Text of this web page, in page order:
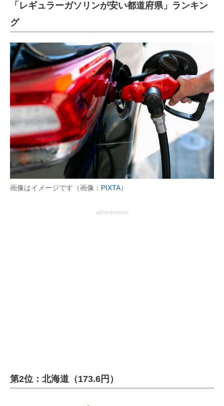
建設×テクノロジーの最前線
ちょっと気になるネットの話題
「レギュラーガソリンが安い都道府県」ランキン
グ
画像はイメージです（画像： PIXTA）
advertisement
第2位：北海道（173.6円）